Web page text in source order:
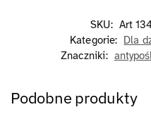
SKU: Art
Kategorie: Dla
Znaczniki:
Podobne produkty